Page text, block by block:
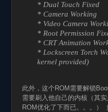
* Dual Touch Fixed
* Camera Working
* Video Camera
* Root Permission
* CRT Animation
* Lockscreen Torch
kernel provided)
此外，这个ROM需要解锁
需要刷入他自己的内核（其
ROM优化了下而已。。。）